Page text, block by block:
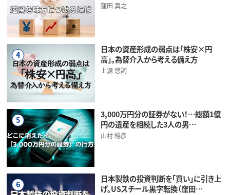
窪田 真之
4
日本の資産形成の弱点は「株安×円
高」。為替介入から考える備え方
上源 悠詞
5
3,000万円分の証券がない！…総額1億
円の遺産を相続した3人の男…
山村 暢彦
6
日本製鉄の投資判断を「買い」に引き上
げ。USスチール黒字転換（窪田…